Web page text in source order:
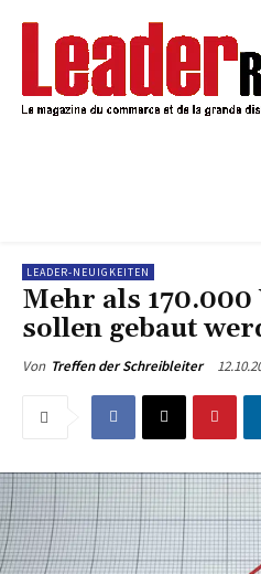
LEADER-NEUIGKEITEN
Mehr als
sollen gebaut
Von Treffen der Schreibleiter